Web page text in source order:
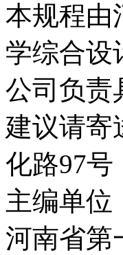
本规程由
学综合设
公司负责
建议请寄
化路97号
主编单位
河南省第